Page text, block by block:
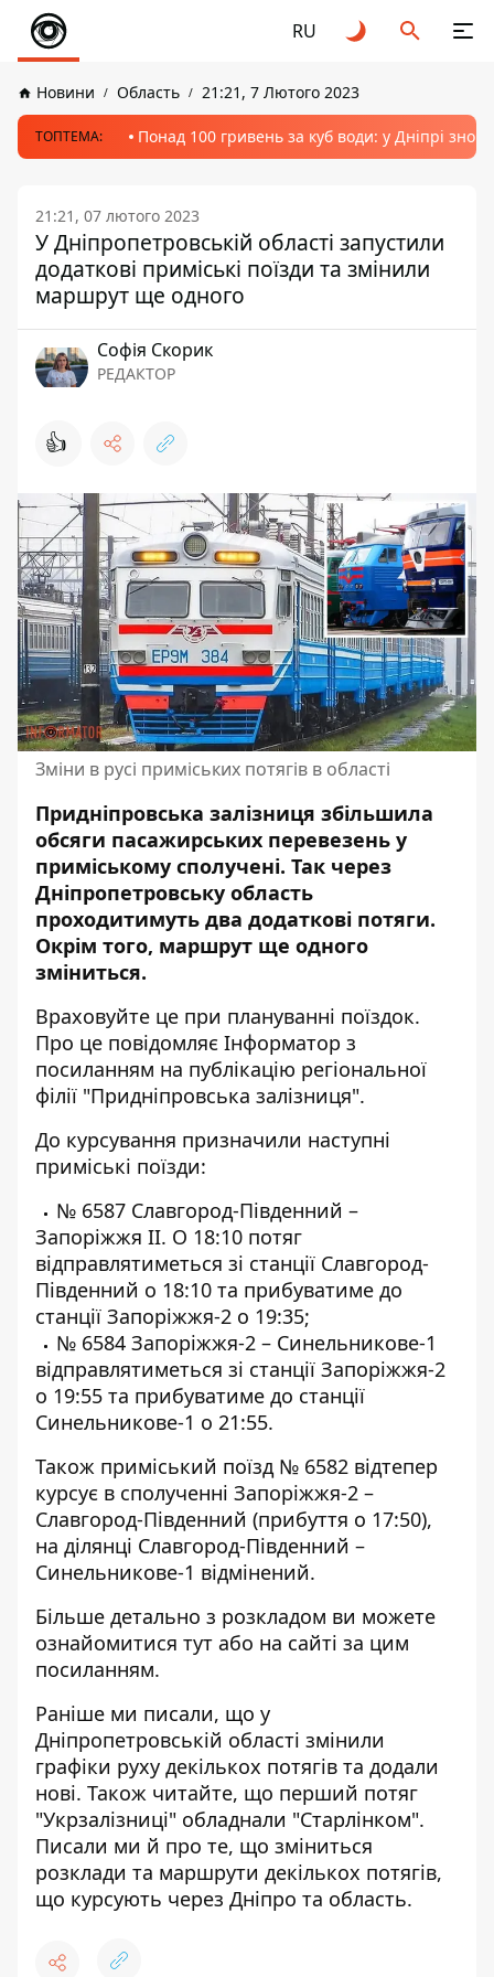
RU
Новини Область 21:21, 7 Лютого 2023
ТОПТЕМА: Понад 100 гривень за куб води: у Дніпрі
21:21, 07 лютого 2023
У Дніпропетровській області запустили
додаткові приміські поїзди та змінили
маршрут ще одного
Софія Скорик
РЕДАКТОР
👍
Зміни в русі приміських потягів в області
Придніпровська залізниця збільшила
обсяги пасажирських перевезень у
приміському сполучені. Так через
Дніпропетровську область
проходитимуть два додаткові потяги.
Окрім того, маршрут ще одного
зміниться.
Враховуйте це при плануванні поїздок.
Про це повідомляє Інформатор з
посиланням на публікацію регіональної
філії "Придніпровська залізниця".
До курсування призначили наступні
приміські поїзди:
№ 6587 Славгород-Південний –
Запоріжжя ІІ. О 18:10 потяг
відправлятиметься зі станції Славгород-
Південний о 18:10 та прибуватиме до
станції Запоріжжя-2 о 19:35;
№ 6584 Запоріжжя-2 – Синельникове-1
відправлятиметься зі станції Запоріжжя-2
о 19:55 та прибуватиме до станції
Синельникове-1 о 21:55.
Також приміський поїзд № 6582 відтепер
курсує в сполученні Запоріжжя-2 –
Славгород-Південний (прибуття о 17:50),
на ділянці Славгород-Південний –
Синельникове-1 відмінений.
Більше детально з розкладом ви можете
ознайомитися тут або на сайті за цим
посиланням.
Раніше ми писали, що у
Дніпропетровській області змінили
графіки руху декількох потягів та додали
нові. Також читайте, що перший потяг
"Укрзалізниці" обладнали "Старлінком".
Писали ми й про те, що зміниться
розклади та маршрути декількох потягів,
що курсують через Дніпро та область.